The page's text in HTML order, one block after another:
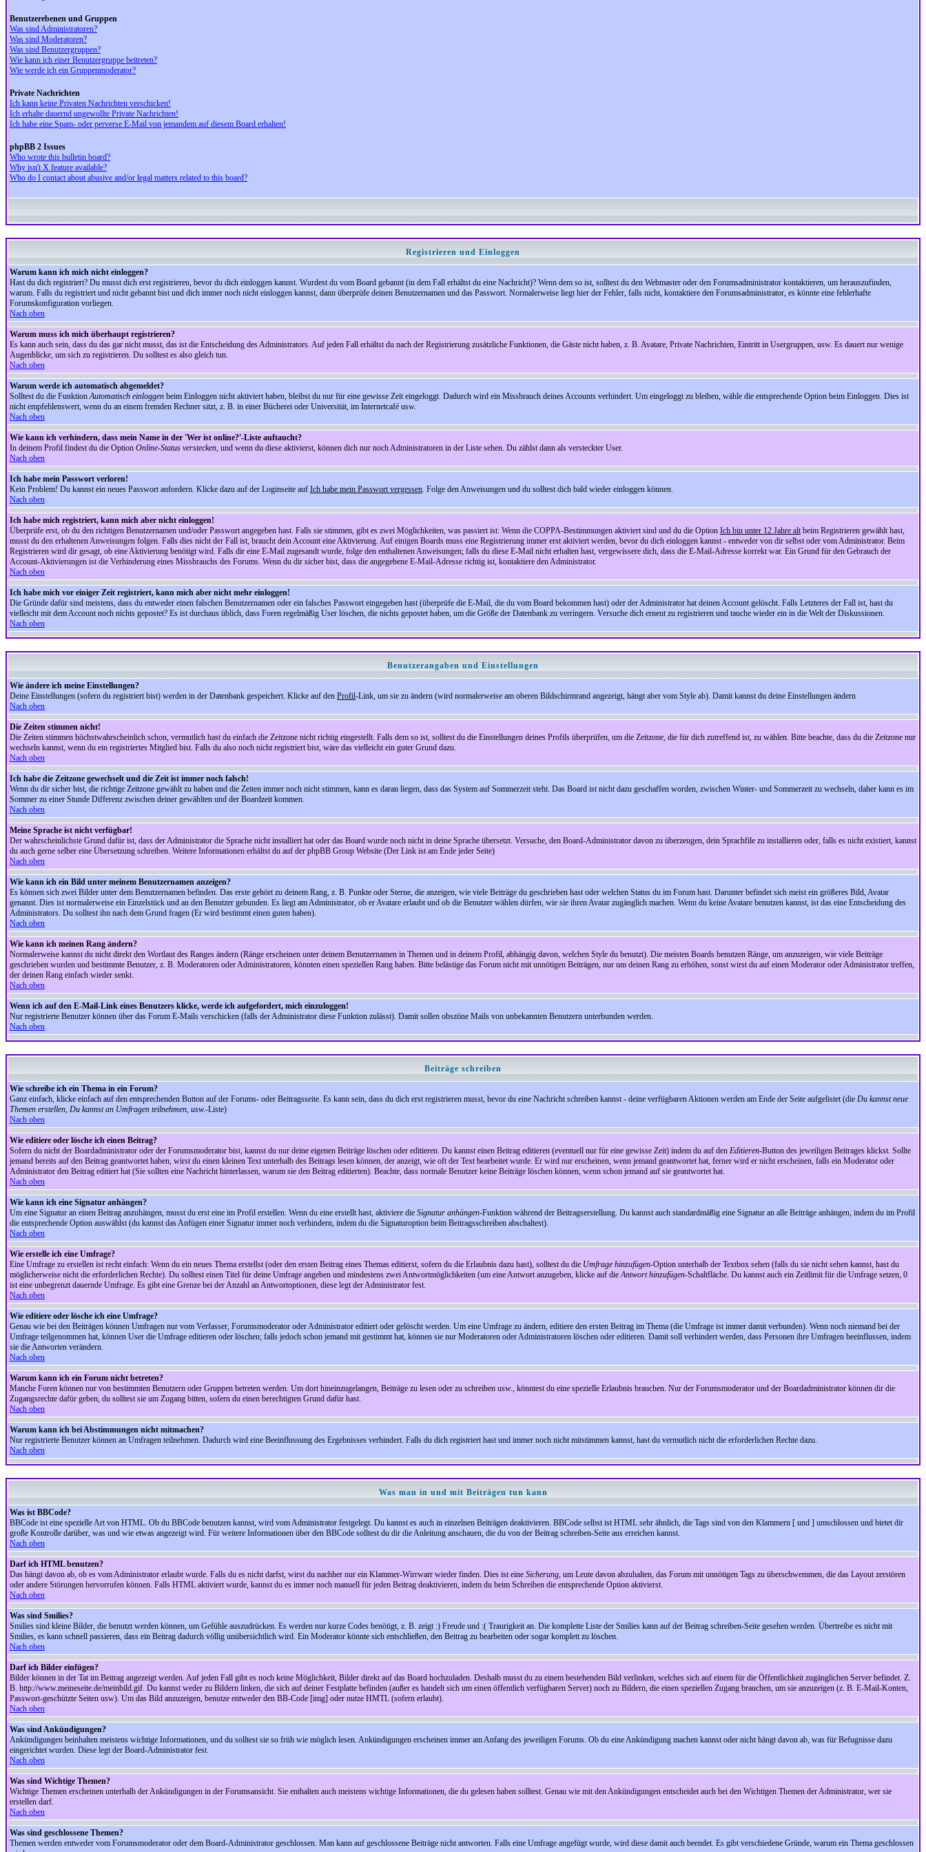
Benutzerebenen und Gruppen
Was sind Administratoren?
Was sind Moderatoren?
Was sind Benutzergruppen?
Wie kann ich einer Benutzergruppe beitreten?
Wie werde ich ein Gruppenmoderator?
Private Nachrichten
Ich kann keine Privaten Nachrichten verschicken!
Ich erhalte dauernd ungewollte Private Nachrichten!
Ich habe eine Spam- oder perverse E-Mail von jemandem auf diesem Board erhalten!
phpBB 2 Issues
Who wrote this bulletin board?
Why isn't X feature available?
Who do I contact about abusive and/or legal matters related to this board?
Registrieren und Einloggen
Warum kann ich mich nicht einloggen?
Hast du dich registriert? Du musst dich erst registrieren, bevor du dich einloggen kannst. Wurdest du vom Board gebannt (in dem Fall erhältst du eine Nachricht)? Wenn dem so ist, solltest du den Webmaster oder den Forumsadministrator kontaktieren, um herauszufinden,
warum. Falls du registriert und nicht gebannt bist und dich immer noch nicht einloggen kannst, dann überprüfe deinen Benutzernamen und das Passwort. Normalerweise liegt hier der Fehler, falls nicht, kontaktiere den Forumsadministrator, es könnte eine fehlerhafte
Forumskonfiguration vorliegen.
Nach oben
Warum muss ich mich überhaupt registrieren?
Es kann auch sein, dass du das gar nicht musst, das ist die Entscheidung des Administrators. Auf jeden Fall erhältst du nach der Registrierung zusätzliche Funktionen, die Gäste nicht haben, z. B. Avatare, Private Nachrichten, Eintritt in Usergruppen, usw. Es dauert nur wenige
Augenblicke, um sich zu registrieren. Du solltest es also gleich tun.
Nach oben
Warum werde ich automatisch abgemeldet?
Solltest du die FunktionAutomatisch einloggen beim Einloggen nicht aktiviert haben, bleibst du nur für eine gewisse Zeit eingeloggt. Dadurch wird ein Missbrauch deines Accounts verhindert. Um eingeloggt zu bleiben, wähle die entsprechende Option beim Einloggen. Dies ist
nicht empfehlenswert, wenn du an einem fremden Rechner sitzt, z. B. in einer Bücherei oder Universität, im Internetcafé usw.
Nach oben
Wie kann ich verhindern, dass mein Name in der 'Wer ist online?'-Liste auftaucht?
In deinem Profil findest du die Option Online-Status verstecken, und wenn du diese aktivierst, können dich nur noch Administratoren in der Liste sehen. Du zählst dann als versteckter User.
Nach oben
Ich habe mein Passwort verloren!
Kein Problem! Du kannst ein neues Passwort anfordern. Klicke dazu auf der Loginseite auf Ich habe mein Passwort vergessen. Folge den Anweisungen und du solltest dich bald wieder einloggen können.
Nach oben
Ich habe mich registriert, kann mich aber nicht einloggen!
Überprüfe erst, ob du den richtigen Benutzernamen und/oder Passwort angegeben hast. Falls sie stimmen, gibt es zwei Möglichkeiten, was passiert ist: Wenn die COPPA-Bestimmungen aktiviert sind und du die Option Ich bin unter 12 Jahre altbeim Registrieren gewählt hast,
musst du den erhaltenen Anweisungen folgen. Falls dies nicht der Fall ist, braucht dein Account eine Aktivierung. Auf einigen Boards muss eine Registrierung immer erst aktiviert werden, bevor du dich einloggen kannst - entweder von dir selbst oder vom Administrator. Beim
Registrieren wird dir gesagt, ob eine Aktivierung benötigt wird. Falls dir eine E-Mail zugesandt wurde, folge den enthaltenen Anweisungen; falls du diese E-Mail nicht erhalten hast, vergewissere dich, dass die E-Mail-Adresse korrekt war. Ein Grund für den Gebrauch der
Account-Aktivierungen ist die Verhinderung eines Missbrauchs des Forums. Wenn du dir sicher bist, dass die angegebene E-Mail-Adresse richtig ist, kontaktiere den Administrator.
Nach oben
Ich habe mich vor einiger Zeit registriert, kann mich aber nicht mehr einloggen!
Die Gründe dafür sind meistens, dass du entweder einen falschen Benutzernamen oder ein falsches Passwort eingegeben hast (überprüfe die E-Mail, die du vom Board bekommen hast) oder der Administrator hat deinen Account gelöscht. Falls Letzteres der Fall ist, hast du
vielleicht mit dem Account noch nichts gepostet? Es ist durchaus üblich, dass Foren regelmäßig User löschen, die nichts gepostet haben, um die Größe der Datenbank zu verringern. Versuche dich erneut zu registrieren und tauche wieder ein in die Welt der Diskussionen.
Nach oben
Benutzerangaben und Einstellungen
Wie ändere ich meine Einstellungen?
Deine Einstellungen (sofern du registriert bist) werden in der Datenbank gespeichert. Klicke auf den Profil-Link, um sie zu ändern (wird normalerweise am oberen Bildschirmrand angezeigt, hängt aber vom Style ab). Damit kannst du deine Einstellungen ändern
Nach oben
Die Zeiten stimmen nicht!
Die Zeiten stimmen höchstwahrscheinlich schon, vermutlich hast du einfach die Zeitzone nicht richtig eingestellt. Falls dem so ist, solltest du die Einstellungen deines Profils überprüfen, um die Zeitzone, die für dich zutreffend ist, zu wählen. Bitte beachte, dass du die Zeitzone nur
wechseln kannst, wenn du ein registriertes Mitglied bist. Falls du also noch nicht registriert bist, wäre das vielleicht ein guter Grund dazu.
Nach oben
Ich habe die Zeitzone gewechselt und die Zeit ist immer noch falsch!
Wenn du dir sicher bist, die richtige Zeitzone gewählt zu haben und die Zeiten immer noch nicht stimmen, kann es daran liegen, dass das System auf Sommerzeit steht. Das Board ist nicht dazu geschaffen worden, zwischen Winter- und Sommerzeit zu wechseln, daher kann es im
Sommer zu einer Stunde Differenz zwischen deiner gewählten und der Boardzeit kommen.
Nach oben
Meine Sprache ist nicht verfügbar!
Der wahrscheinlichste Grund dafür ist, dass der Administrator die Sprache nicht installiert hat oder das Board wurde noch nicht in deine Sprache übersetzt. Versuche, den Board-Administrator davon zu überzeugen, dein Sprachfile zu installieren oder, falls es nicht existiert, kannst
du auch gerne selber eine Übersetzung schreiben. Weitere Informationen erhältst du auf der phpBB Group Website (Der Link ist am Ende jeder Seite)
Nach oben
Wie kann ich ein Bild unter meinem Benutzernamen anzeigen?
Es können sich zwei Bilder unter dem Benutzernamen befinden. Das erste gehört zu deinem Rang, z. B. Punkte oder Sterne, die anzeigen, wie viele Beiträge du geschrieben hast oder welchen Status du im Forum hast. Darunter befindet sich meist ein größeres Bild, Avatar
genannt. Dies ist normalerweise ein Einzelstück und an den Benutzer gebunden. Es liegt am Administrator, ob er Avatare erlaubt und ob die Benutzer wählen dürfen, wie sie ihren Avatar zugänglich machen. Wenn du keine Avatare benutzen kannst, ist das eine Entscheidung des
Administrators. Du solltest ihn nach dem Grund fragen (Er wird bestimmt einen guten haben).
Nach oben
Wie kann ich meinen Rang ändern?
Normalerweise kannst du nicht direkt den Wortlaut des Ranges ändern (Ränge erscheinen unter deinem Benutzernamen in Themen und in deinem Profil, abhängig davon, welchen Style du benutzt). Die meisten Boards benutzen Ränge, um anzuzeigen, wie viele Beiträge
geschrieben wurden und bestimmte Benutzer, z. B. Moderatoren oder Administratoren, könnten einen speziellen Rang haben. Bitte belästige das Forum nicht mit unnötigen Beiträgen, nur um deinen Rang zu erhöhen, sonst wirst du auf einen Moderator oder Administrator treffen,
der deinen Rang einfach wieder senkt.
Nach oben
Wenn ich auf den E-Mail-Link eines Benutzers klicke, werde ich aufgefordert, mich einzuloggen!
Nur registrierte Benutzer können über das Forum E-Mails verschicken (falls der Administrator diese Funktion zulässt). Damit sollen obszöne Mails von unbekannten Benutzern unterbunden werden.
Nach oben
Beiträge schreiben
Wie schreibe ich ein Thema in ein Forum?
Ganz einfach, klicke einfach auf den entsprechenden Button auf der Forums- oder Beitragsseite. Es kann sein, dass du dich erst registrieren musst, bevor du eine Nachricht schreiben kannst - deine verfügbaren Aktionen werden am Ende der Seite aufgelistet (die Du kannst neue
Themen erstellen, Du kannst an Umfragen teilnehmen, usw.-Liste)
Nach oben
Wie editiere oder lösche ich einen Beitrag?
Sofern du nicht der Boardadministrator oder der Forumsmoderator bist, kannst du nur deine eigenen Beiträge löschen oder editieren. Du kannst einen Beitrag editieren (eventuell nur für eine gewisse Zeit) indem du auf den Editieren-Button des jeweiligen Beitrages klickst. Sollte
jemand bereits auf den Beitrag geantwortet haben, wirst du einen kleinen Text unterhalb des Beitrags lesen können, der anzeigt, wie oft der Text bearbeitet wurde. Er wird nur erscheinen, wenn jemand geantwortet hat, ferner wird er nicht erscheinen, falls ein Moderator oder
Administrator den Beitrag editiert hat (Sie sollten eine Nachricht hinterlassen, warum sie den Beitrag editierten). Beachte, dass normale Benutzer keine Beiträge löschen können, wenn schon jemand auf sie geantwortet hat.
Nach oben
Wie kann ich eine Signatur anhängen?
Um eine Signatur an einen Beitrag anzuhängen, musst du erst eine im Profil erstellen. Wenn du eine erstellt hast, aktiviere die Signatur anhängen-Funktion während der Beitragserstellung. Du kannst auch standardmäßig eine Signatur an alle Beiträge anhängen, indem du im Profil
die entsprechende Option auswählst (du kannst das Anfügen einer Signatur immer noch verhindern, indem du die Signaturoption beim Beitragsschreiben abschaltest).
Nach oben
Wie erstelle ich eine Umfrage?
Eine Umfrage zu erstellen ist recht einfach: Wenn du ein neues Thema erstellst (oder den ersten Beitrag eines Themas editierst, sofern du die Erlaubnis dazu hast), solltest du die Umfrage hinzufügen-Option unterhalb der Textbox sehen (falls du sie nicht sehen kannst, hast du
möglicherweise nicht die erforderlichen Rechte). Du solltest einen Titel für deine Umfrage angeben und mindestens zwei Antwortmöglichkeiten (um eine Antwort anzugeben, klicke auf dieAntwort hinzufügen-Schaltfläche. Du kannst auch ein Zeitlimit für die Umfrage setzen, 0
ist eine unbegrenzt dauernde Umfrage. Es gibt eine Grenze bei der Anzahl an Antwortoptionen, diese legt der Administrator fest.
Nach oben
Wie editiere oder lösche ich eine Umfrage?
Genau wie bei den Beiträgen können Umfragen nur vom Verfasser, Forumsmoderator oder Administrator editiert oder gelöscht werden. Um eine Umfrage zu ändern, editiere den ersten Beitrag im Thema (die Umfrage ist immer damit verbunden). Wenn noch niemand bei der
Umfrage teilgenommen hat, können User die Umfrage editieren oder löschen; falls jedoch schon jemand mit gestimmt hat, können sie nur Moderatoren oder Administratoren löschen oder editieren. Damit soll verhindert werden, dass Personen ihre Umfragen beeinflussen, indem
sie die Antworten verändern.
Nach oben
Warum kann ich ein Forum nicht betreten?
Manche Foren können nur von bestimmten Benutzern oder Gruppen betreten werden. Um dort hineinzugelangen, Beiträge zu lesen oder zu schreiben usw., könntest du eine spezielle Erlaubnis brauchen. Nur der Forumsmoderator und der Boardadministrator können dir die
Zugangsrechte dafür geben, du solltest sie um Zugang bitten, sofern du einen berechtigten Grund dafür hast.
Nach oben
Warum kann ich bei Abstimmungen nicht mitmachen?
Nur registrierte Benutzer können an Umfragen teilnehmen. Dadurch wird eine Beeinflussung des Ergebnisses verhindert. Falls du dich registriert hast und immer noch nicht mitstimmen kannst, hast du vermutlich nicht die erforderlichen Rechte dazu.
Nach oben
Was man in und mit Beiträgen tun kann
Was ist BBCode?
BBCode ist eine spezielle Art von HTML. Ob du BBCode benutzen kannst, wird vom Administrator festgelegt. Du kannst es auch in einzelnen Beiträgen deaktivieren. BBCode selbst ist HTML sehr ähnlich, die Tags sind von den Klammern [ und ] umschlossen und bietet dir
große Kontrolle darüber, was und wie etwas angezeigt wird. Für weitere Informationen über den BBCode solltest du dir die Anleitung anschauen, die du von der Beitrag schreiben-Seite aus erreichen kannst.
Nach oben
Darf ich HTML benutzen?
Das hängt davon ab, ob es vom Administrator erlaubt wurde. Falls du es nicht darfst, wirst du nachher nur ein Klammer-Wirrwarr wieder finden. Dies ist eine Sicherung, um Leute davon abzuhalten, das Forum mit unnötigen Tags zu überschwemmen, die das Layout zerstören
oder andere Störungen hervorrufen können. Falls HTML aktiviert wurde, kannst du es immer noch manuell für jeden Beitrag deaktivieren, indem du beim Schreiben die entsprechende Option aktivierst.
Nach oben
Was sind Smilies?
Smilies sind kleine Bilder, die benutzt werden können, um Gefühle auszudrücken. Es werden nur kurze Codes benötigt, z. B. zeigt :) Freude und :( Traurigkeit an. Die komplette Liste der Smilies kann auf der Beitrag schreiben-Seite gesehen werden. Übertreibe es nicht mit
Smilies, es kann schnell passieren, dass ein Beitrag dadurch völlig unübersichtlich wird. Ein Moderator könnte sich entschließen, den Beitrag zu bearbeiten oder sogar komplett zu löschen.
Nach oben
Darf ich Bilder einfügen?
Bilder können in der Tat im Beitrag angezeigt werden. Auf jeden Fall gibt es noch keine Möglichkeit, Bilder direkt auf das Board hochzuladen. Deshalb musst du zu einem bestehenden Bild verlinken, welches sich auf einem für die Öffentlichkeit zugänglichen Server befindet. Z.
B. http://www.meineseite.de/meinbild.gif. Du kannst weder zu Bildern linken, die sich auf deiner Festplatte befinden (außer es handelt sich um einen öffentlich verfügbaren Server) noch zu Bildern, die einen speziellen Zugang brauchen, um sie anzuzeigen (z. B. E-Mail-Konten,
Passwort-geschützte Seiten usw). Um das Bild anzuzeigen, benutze entweder den BB-Code [img] oder nutze HMTL (sofern erlaubt).
Nach oben
Was sind Ankündigungen?
Ankündigungen beinhalten meistens wichtige Informationen, und du solltest sie so früh wie möglich lesen. Ankündigungen erscheinen immer am Anfang des jeweiligen Forums. Ob du eine Ankündigung machen kannst oder nicht hängt davon ab, was für Befugnisse dazu
eingerichtet wurden. Diese legt der Board-Administrator fest.
Nach oben
Was sind Wichtige Themen?
Wichtige Themen erscheinen unterhalb der Ankündigungen in der Forumsansicht. Sie enthalten auch meistens wichtige Informationen, die du gelesen haben solltest. Genau wie mit den Ankündigungen entscheidet auch bei den Wichtigen Themen der Administrator, wer sie
erstellen darf.
Nach oben
Was sind geschlossene Themen?
Themen werden entweder vom Forumsmoderator oder dem Board-Administrator geschlossen. Man kann auf geschlossene Beiträge nicht antworten. Falls eine Umfrage angefügt wurde, wird diese damit auch beendet. Es gibt verschiedene Gründe, warum ein Thema geschlossen